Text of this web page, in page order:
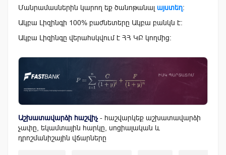
Մանրամասներին կարող եք ծանոթանալ այստեղ։
Ակբա Լիզինգի 100% բաժնետերը Ակբա բանկն է:
Ակբա Լիզինգը վերահսկվում է ՀՀ ԿԲ կողմից:
Աշխատավարձի հաշվիչ - հաշվարկեք աշխատավարձի
չափը, եկամտային հարկը, սոցիալական և
դրոշմանիշային վճարները